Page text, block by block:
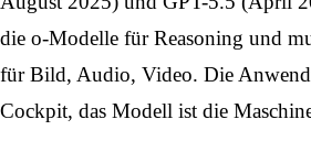
die o-Modelle für Reasoning und
für Bild, Audio, Video. Die
Cockpit, das Modell ist die